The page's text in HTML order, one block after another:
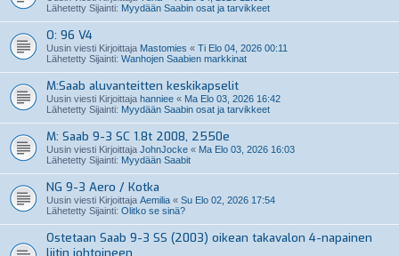
Lähetetty Sijainti: Myydään Saabin osat ja tarvikkeet
O: 96 V4
Uusin viesti Kirjoittaja Mastomies « Ti Elo 04, 2026 00:11
Lähetetty Sijainti: Wanhojen Saabien markkinat
M:Saab aluvanteitten keskikapselit
Uusin viesti Kirjoittaja hanniee « Ma Elo 03, 2026 16:42
Lähetetty Sijainti: Myydään Saabin osat ja tarvikkeet
M: Saab 9-3 SC 1.8t 2008, 2550e
Uusin viesti Kirjoittaja JohnJocke « Ma Elo 03, 2026 16:03
Lähetetty Sijainti: Myydään Saabit
NG 9-3 Aero / Kotka
Uusin viesti Kirjoittaja Aemilia « Su Elo 02, 2026 17:54
Lähetetty Sijainti: Olitko se sinä?
Ostetaan Saab 9-3 SS (2003) oikean takavalon 4-napainen
liitin johtoineen